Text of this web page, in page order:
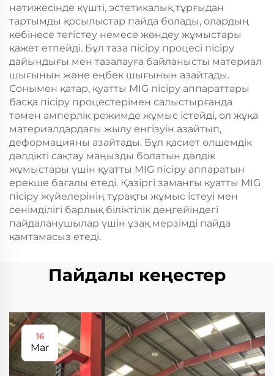
нәтижесінде күшті, эстетикалық тұрғыдан
тартымды қосылыстар пайда болады, олардың
көбінесе тегістеу немесе жөндеу жұмыстары
қажет етпейді. Бұл таза пісіру процесі пісіру
дайындығы мен тазалауға байланысты материал
шығынын және еңбек шығынын азайтады.
Сонымен қатар, қуатты MIG пісіру аппараттары
басқа пісіру процестерімен салыстырғанда
төмен амперлік режимде жұмыс істейді, ол жұқа
материалдардағы жылу енгізуін азайтып,
деформацияны азайтады. Бұл қасиет өлшемдік
дәлдікті сақтау маңызды болатын дәлдік
жұмыстары үшін қуатты MIG пісіру аппаратын
ерекше бағалы етеді. Қазіргі заманғы қуатты MIG
пісіру жүйелерінің тұрақты жұмыс істеуі мен
сенімділігі барлық біліктілік деңгейіндегі
пайдаланушылар үшін ұзақ мерзімді пайда
қамтамасыз етеді.
Пайдалы кеңестер
16
Mar